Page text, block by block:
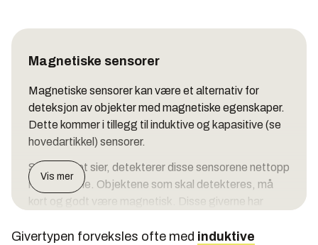
Magnetiske sensorer
Magnetiske sensorer kan være et alternativ for
deteksjon av objekter med magnetiske egenskaper.
Dette kommer i tillegg til induktive og kapasitive (se
hovedartikkel) sensorer.
Som navnet sier, detekterer disse sensorene nettopp
magnetisme. Objektene som skal detekteres, må
kort og godt være magnetisk. Disse giverne har
deteksjonsavstanden, for en kapasitiv/induktiv
Vis mer
Givertypen forveksles ofte med induktive